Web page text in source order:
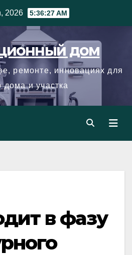
2026 5:36:28 AM
дом
ремонте, инновациях для
дома и участка
в фазу